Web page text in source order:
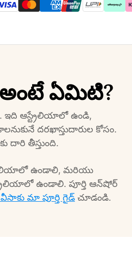
అంటే ఏమిటి?
దరఖాస్తుదారుల కోసం.
దశ అయిన సబ్‌క్లాస్ 801 కు దారి తీస్తుంది.
ఉండాలి. పూర్తి ఆన్‌షోర్
పార్ట్‌నర్ వీసాకు మా పూర్తి గైడ్ చూడండి.